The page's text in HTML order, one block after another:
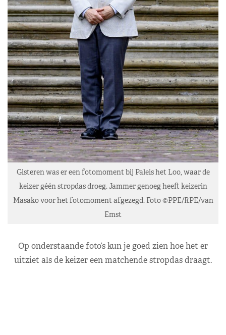
Gisteren was er een fotomoment bij Paleis het Loo, waar de
keizer géén stropdas droeg. Jammer genoeg heeft keizerin
Masako voor het fotomoment afgezegd. Foto ©PPE/RPE/van
Emst
Op onderstaande foto’s kun je goed zien hoe het er
uitziet als de keizer een matchende stropdas draagt.